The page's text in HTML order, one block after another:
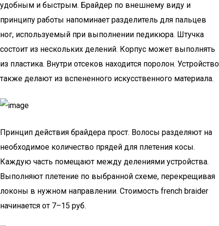
удобным и быстрым. Брайдер по внешнему виду и
принципу работы напоминает разделитель для пальцев
ног, используемый при выполнении педикюра. Штучка
состоит из нескольких делений. Корпус может выполнять
из пластика. Внутри отсеков находится поролон. Устройство
также делают из вспененного искусственного материала.
Принцип действия брайдера прост. Волосы разделяют на
необходимое количество прядей для плетения косы.
Каждую часть помещают между делениями устройства.
Выполняют плетение по выбранной схеме, перекрещивая
локоны в нужном направлении. Стоимость french braider
начинается от 7–15 руб.